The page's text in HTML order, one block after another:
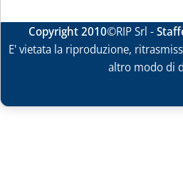
Copyright 2010©RIP Srl -
E' vietata la riproduzione,
altro modo di